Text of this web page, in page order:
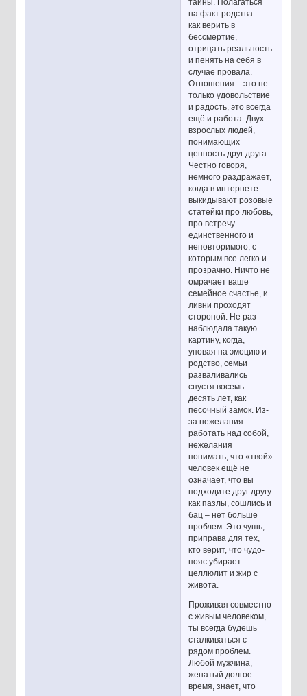
тайны. Полагаться
на факт родства –
как верить в
бессмертие,
отрицать реальность
и пенять на себя в
случае провала.
Отношения – это не
только удовольствие
и радость, это всегда
ещё и работа. Двух
взрослых людей,
понимающих
ценность друг друга.
Честно говоря,
немного раздражает,
когда в интернете
выкидывают розовые
статейки про любовь,
про встречу
единственного и
неповторимого, с
которым все легко и
прозрачно. Ничто не
омрачает ваше
семейное счастье, и
ливни проходят
стороной. Не раз
наблюдала такую
картину, когда,
уповая на эмоцию и
родство, семьи
разваливались
спустя восемь-
десять лет, как
песочный замок. Из-
за нежелания
работать над собой,
нежелания
понимать, что «твой»
человек ещё не
означает, что вы
подходите друг другу
как пазлы, сошлись и
бац – нет больше
проблем. Это чушь,
приправа для тех,
кто верит, что чудо-
пояс убирает
целлюлит и жир с
живота.
Проживая совместно
с живым человеком,
ты всегда будешь
сталкиваться с
рядом проблем.
Любой мужчина,
женатый долгое
время, знает, что